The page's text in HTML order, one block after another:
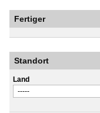
Fertiger
Standort
Land